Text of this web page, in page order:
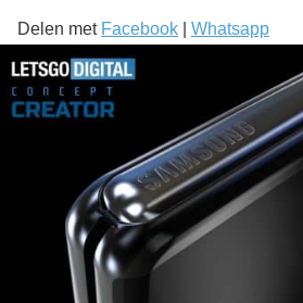
Delen met Facebook Whatsapp